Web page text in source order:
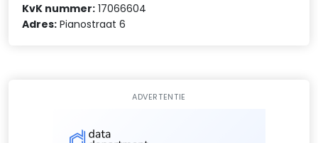
KvK nummer: 17066604
Adres: Pianostraat 6
ADVERTENTIE